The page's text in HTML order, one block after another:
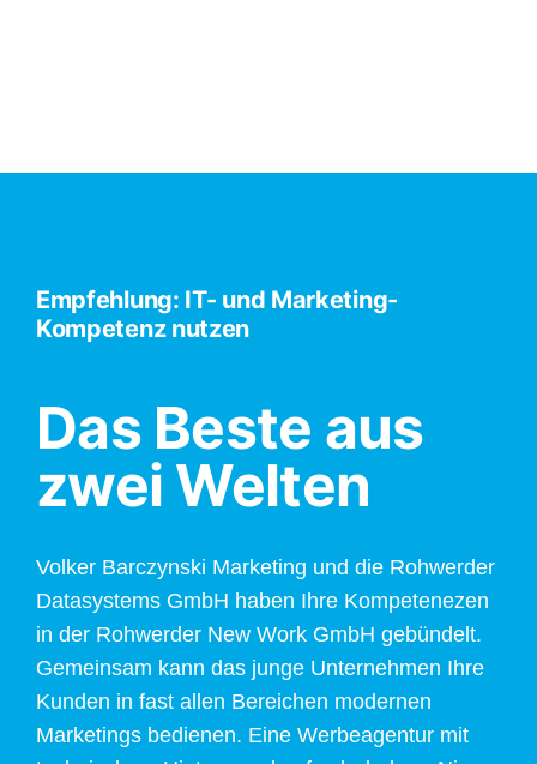
Empfehlung: IT- und Marketing-
Kompetenz nutzen
Das Beste aus
zwei Welten
Volker Barczynski Marketing und die Rohwerder
Datasystems GmbH haben Ihre Kompetenezen
in der Rohwerder New Work GmbH gebündelt.
Gemeinsam kann das junge Unternehmen Ihre
Kunden in fast allen Bereichen modernen
Marketings bedienen. Eine Werbeagentur mit